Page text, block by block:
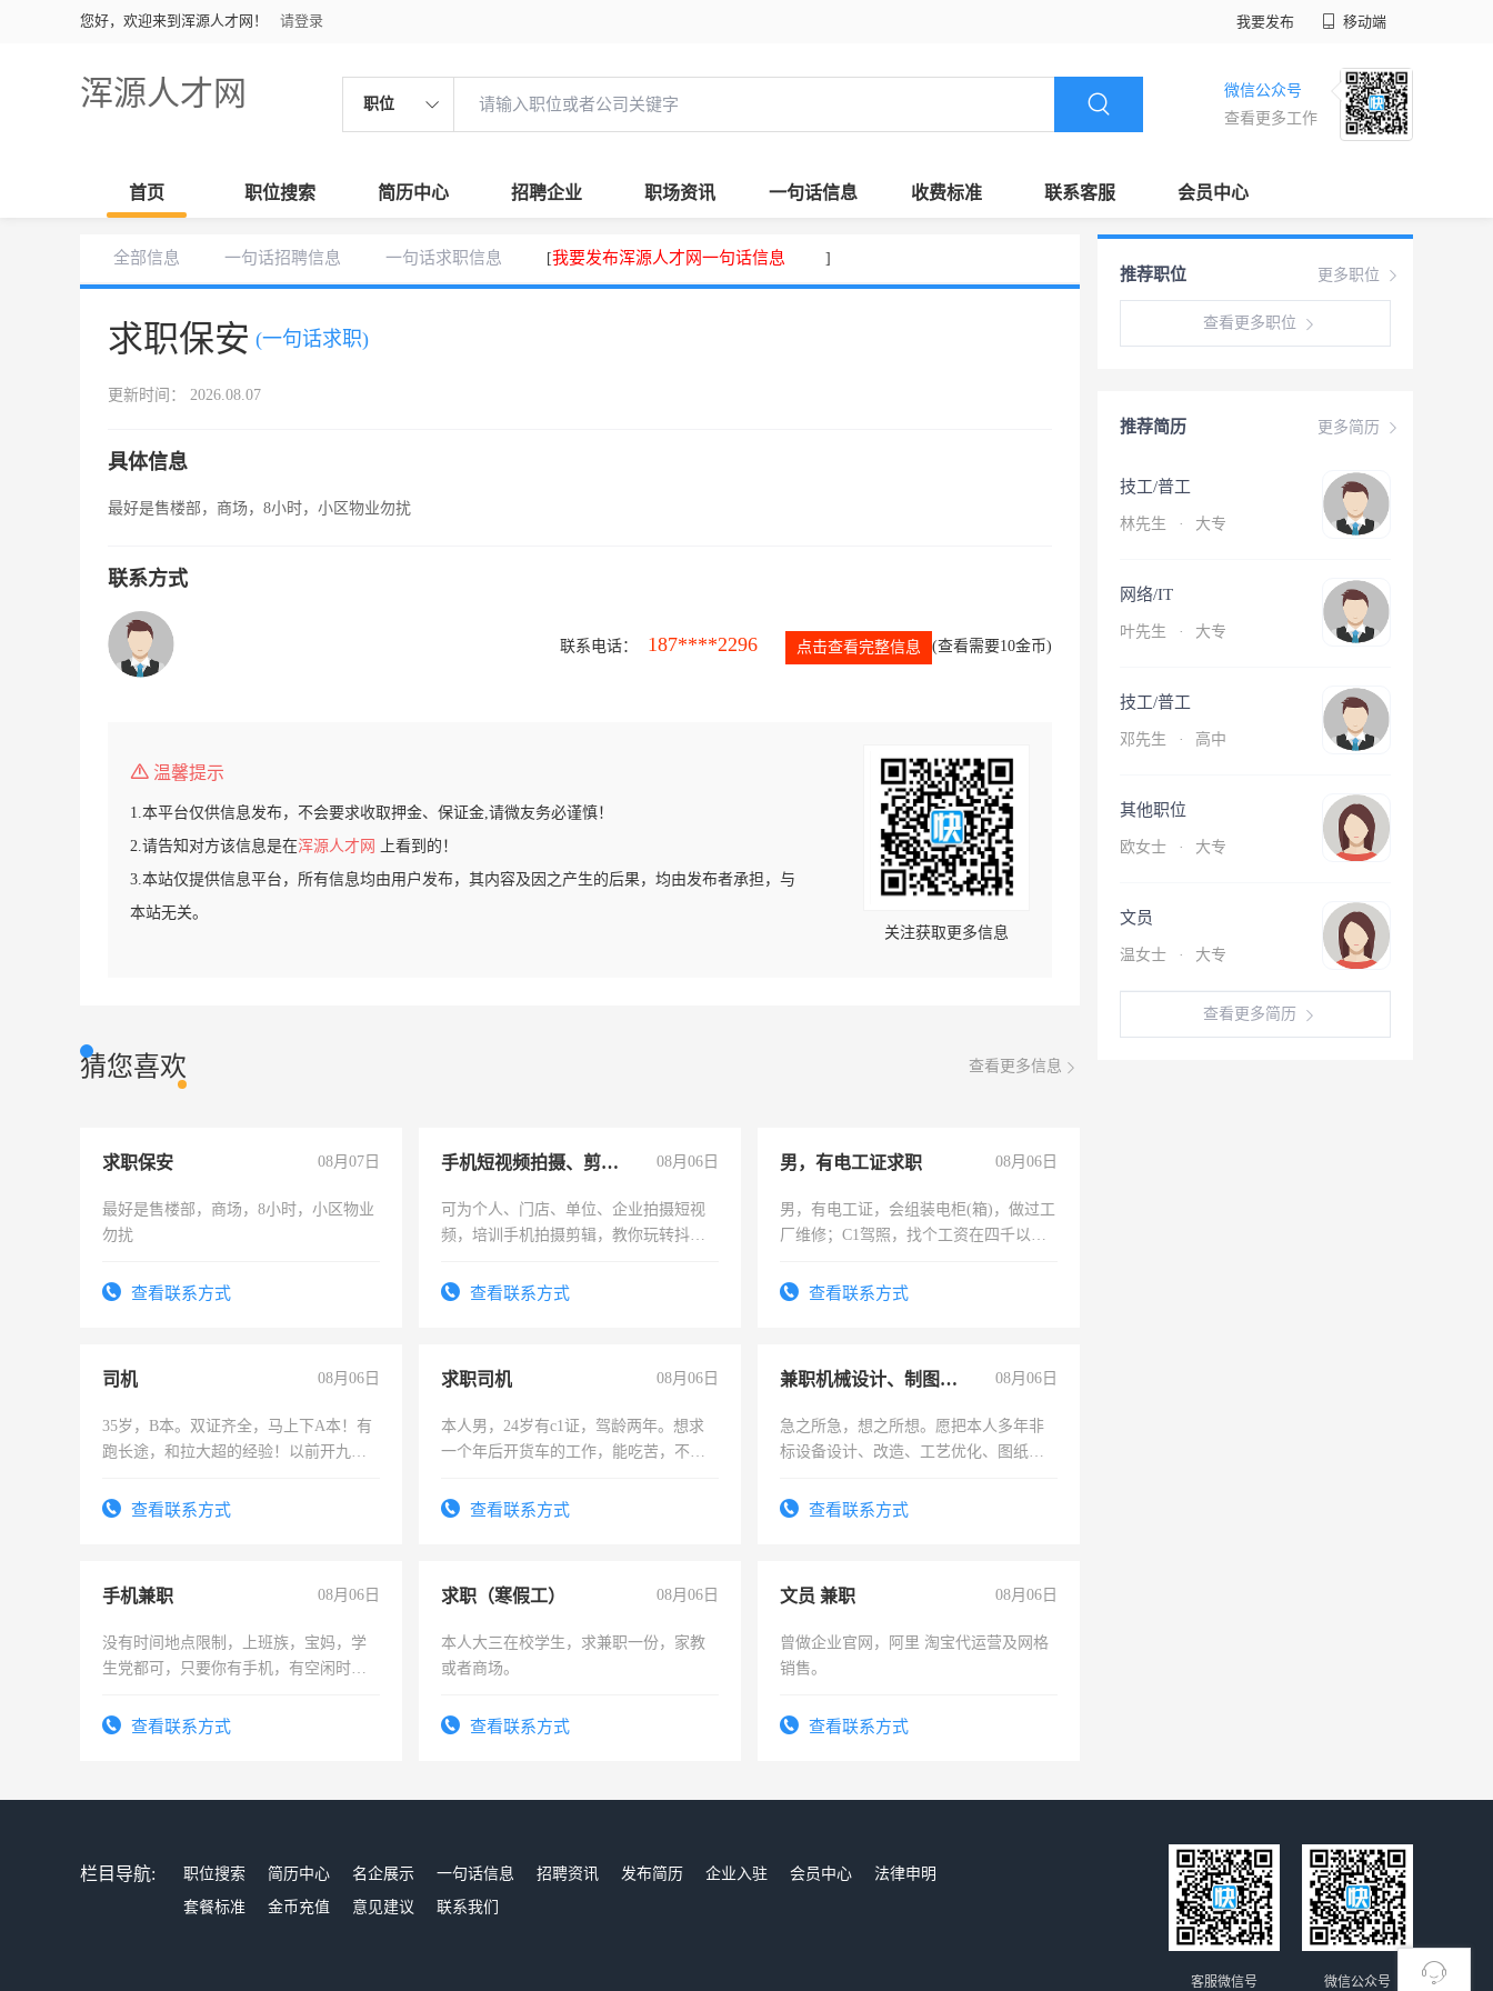
您好，欢迎来到浑源人才网！ 请登录 我要发布 移动端
浑源人才网 职位
微信公众号
查看更多工作
首页 职位搜索 简历中心 招聘企业 职场资讯 一句话信息 收费标准 联系客服 会员中心
全部信息 一句话招聘信息 一句话求职信息 [我要发布浑源人才网一句话信息 ]
求职保安 (一句话求职)
更新时间： 2026.08.07
具体信息
最好是售楼部，商场，8小时，小区物业勿扰
联系方式
联系电话： 187****2296 点击查看完整信息 (查看需要10金币)
温馨提示
1.本平台仅供信息发布，不会要求收取押金、保证金,请微友务必谨慎！
2.请告知对方该信息是在浑源人才网
上看到的！
3.本站仅提供信息平台，所有信息均由用户发布，其内容及因之产生的后果，均由发布者承担，与
本站无关。
关注获取更多信息
猜您喜欢 查看更多信息
求职保安 08月07日
最好是售楼部，商场，8小时，小区物业
勿扰
查看联系方式
手机短视频拍摄、剪辑、抖音快手 08月06日
可为个人、门店、单位、企业拍摄短视
频，培训手机拍摄剪辑，教你玩转抖音
频，培训手机拍摄剪辑，教你玩转抖
查看联系方式
男，有电工证求职 08月06日
男，有电工证，会组装电柜(箱)，做过工
厂维修；C1驾照，找个工资在四千以
电话查看联系方式
司机 08月06日
35岁，B本。双证齐全，马上下A本！有
跑长途，和拉大超的经验！以前开九米
查看联系方式
求职司机 08月06日
本人男，24岁有c1证，驾龄两年。想求
一个年后开货车的工作，能吃苦，不怕
查看联系方式
兼职机械设计、制图、设备改造 08月06日
急之所急，想之所想。愿把本人多年非
标设备设计、改造、工艺优化、图纸制
结识有识之士，共享未来。
查看联系方式
手机兼职 08月06日
没有时间地点限制，上班族，宝妈，学
生党都可，只要你有手机，有空闲时
勤快的四五十，每天挣零花钱没问题！
查看联系方式
求职（寒假工） 08月06日
本人大三在校学生，求兼职一份，家教
或者商场。
查看联系方式
文员 兼职 08月06日
曾做企业官网，阿里 淘宝代运营及网格
销售。
查看联系方式
更多职位
推荐职位
查看更多职位
更多简历
推荐简历
技工/普工
林先生 · 大专
网络/IT
叶先生 · 大专
技工/普工
邓先生 · 高中
其他职位
欧女士 · 大专
文员
温女士 · 大专
查看更多简历
栏目导航: 职位搜索 简历中心 名企展示 一句话信息 招聘资讯 发布简历 企业入驻 会员中心
法律申明
套餐标准
金币充值 意见建议 联系我们
微信公众号
客服微信号